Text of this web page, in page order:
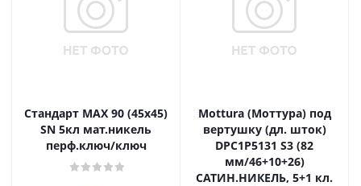
Стандарт MAX 90 (45х45)
SN 5кл мат.никель
перф.ключ/ключ
Mottura (Моттура) под
вертушку (дл. шток)
DPC1P5131 S3 (82
мм/46+10+26)
САТИН.НИКЕЛЬ, 5+1 кл.